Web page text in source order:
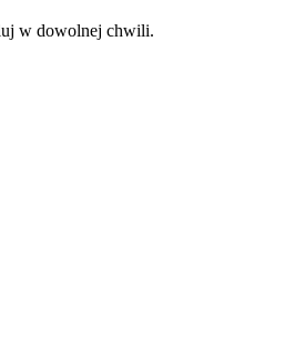
w dowolnej chwili.